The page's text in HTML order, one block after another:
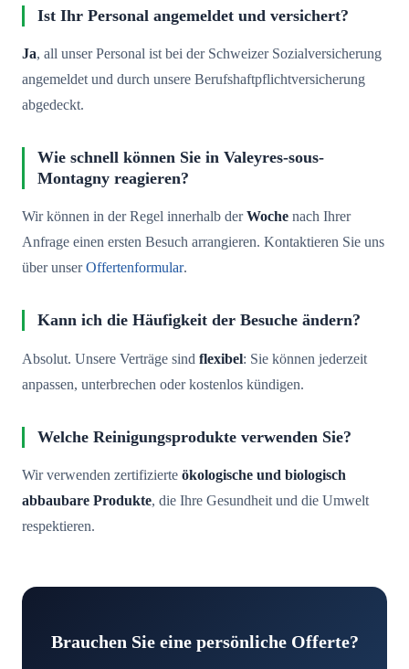
Ist Ihr Personal angemeldet und versichert?
Ja, all unser Personal ist bei der Schweizer Sozialversicherung
angemeldet und durch unsere Berufshaftpflichtversicherung
abgedeckt.
Wie schnell können Sie in Valeyres-sous-
Montagny reagieren?
Wir können in der Regel innerhalb derWoche nach Ihrer
Anfrage einen ersten Besuch arrangieren. Kontaktieren Sie uns
über unserOffertenformular.
Kann ich die Häufigkeit der Besuche ändern?
Absolut. Unsere Verträge sind flexibel: Sie können jederzeit
anpassen, unterbrechen oder kostenlos kündigen.
Welche Reinigungsprodukte verwenden Sie?
Wir verwenden zertifizierte ökologische und biologisch
abbaubare Produkte, die Ihre Gesundheit und die Umwelt
respektieren.
Brauchen Sie eine persönliche Offerte?